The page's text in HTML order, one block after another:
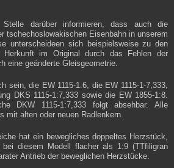
darüber informieren, dass auch die
tschechoslowakischen Eisenbahn in unserem
unterscheideen sich beispielsweise zu den
Herkunft im Original durch das Fehlen der
eine geänderte Gleisgeometrie.
sein, die EW 1115-1:6, die EW 1115-1-7,333,
DKS 1115-1:7,333 sowie die EW 1855-1:8.
DKW 1115-1:7,333 folgt absehbar. Alle
mit alten oder neuen Radlenkern.
hat ein bewegliches doppeltes Herzstück,
bei diesem Modell flacher als 1:9 (TTfiligran
Antrieb der beweglichen Herzstücke.